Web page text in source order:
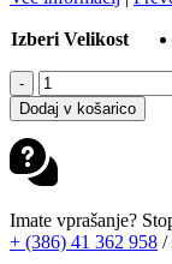
Izberi Velikost
-
DAINESE
LAGUNA
SECA
5
1PC
PERF.
BLACK
FLUO
RED
Dodaj v košarico
Imate vprašanje?
+ (386) 41 362 958 /